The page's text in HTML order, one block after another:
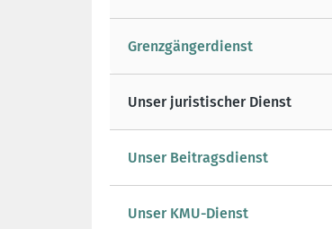
Grenzgängerdienst
Unser juristischer Dienst
Unser Beitragsdienst
Unser KMU-Dienst